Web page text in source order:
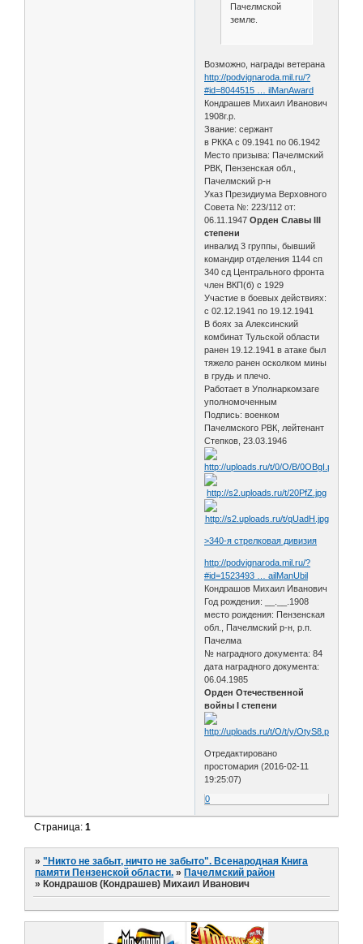
Пачелмской
земле.
Возможно, награды ветерана
http://podvignaroda.mil.ru/?
#id=8044515 … ilManAward
Кондрашев Михаил Иванович
1908г.р.
Звание: сержант
в РККА с 09.1941 по 06.1942
Место призыва: Пачелмский
РВК, Пензенская обл.,
Пачелмский р-н
Указ Президиума Верховного
Совета №: 223/112 от:
06.11.1947Орден Славы III
степени
инвалид 3 группы, бывший
командир отделения 1144 сп
340 сд Центрального фронта
член ВКП(б) с 1929
Участие в боевых действиях:
с 02.12.1941 по 19.12.1941
В боях за Алексинский
комбинат Тульской области
ранен 19.12.1941 в атаке был
тяжело ранен осколком мины
в грудь и плечо.
Работает в Уполнаркомзаге
уполномоченным
Подпись: военком
Пачелмского РВК, лейтенант
Степков, 23.03.1946
>340-я стрелковая дивизия
http://podvignaroda.mil.ru/?
#id=1523493 … ailManUbil
Кондрашов Михаил Иванович
Год рождения: __.__.1908
место рождения: Пензенская
обл., Пачелмский р-н, р.п.
Пачелма
№ наградного документа: 84
дата наградного документа:
06.04.1985
Орден Отечественной
войны I степени
Отредактировано
простомария (2016-02-11
19:25:07)
0
Страница:1
»"Никто не забыт, ничто не забыто". Всенародная Книга
памяти Пензенской области. » Пачелмский район
» Кондрашов (Кондрашев) Михаил Иванович